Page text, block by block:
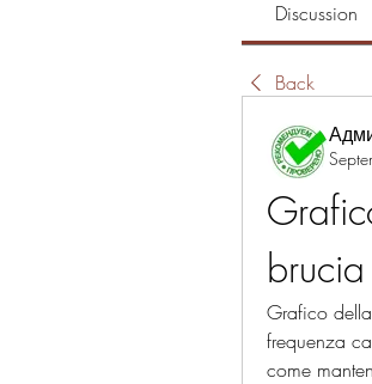
Discussion
Back
Grafico
frequenza
come